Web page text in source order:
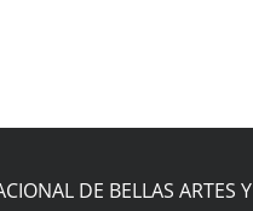
DE BELLAS ARTES Y